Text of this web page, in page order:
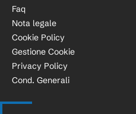
Faq
Nota legale
Cookie Policy
Gestione Cookie
Privacy Policy
Cond. Generali